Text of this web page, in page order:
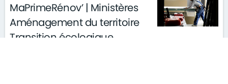
MaPrimeRénov’ | Ministères
Aménagement du territoire
Transition écologique